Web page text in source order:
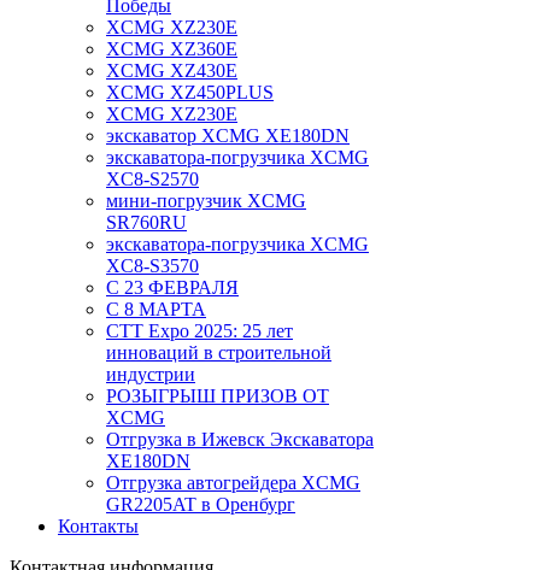
Победы
XCMG XZ230E
XCMG XZ360E
XCMG XZ430E
XCMG XZ450PLUS
XCMG XZ230E
экскаватор XCMG XE180DN
экскаватора-погрузчика XCMG
XC8-S2570
мини-погрузчик XCMG
SR760RU
экскаватора-погрузчика XCMG
XC8-S3570
С 23 ФЕВРАЛЯ
С 8 МАРТА
CTT Expo 2025: 25 лет
инноваций в строительной
индустрии
РОЗЫГРЫШ ПРИЗОВ ОТ
XCMG
Отгрузка в Ижевск Экскаватора
XE180DN
Отгрузка автогрейдера XCMG
GR2205AT в Оренбург
Контакты